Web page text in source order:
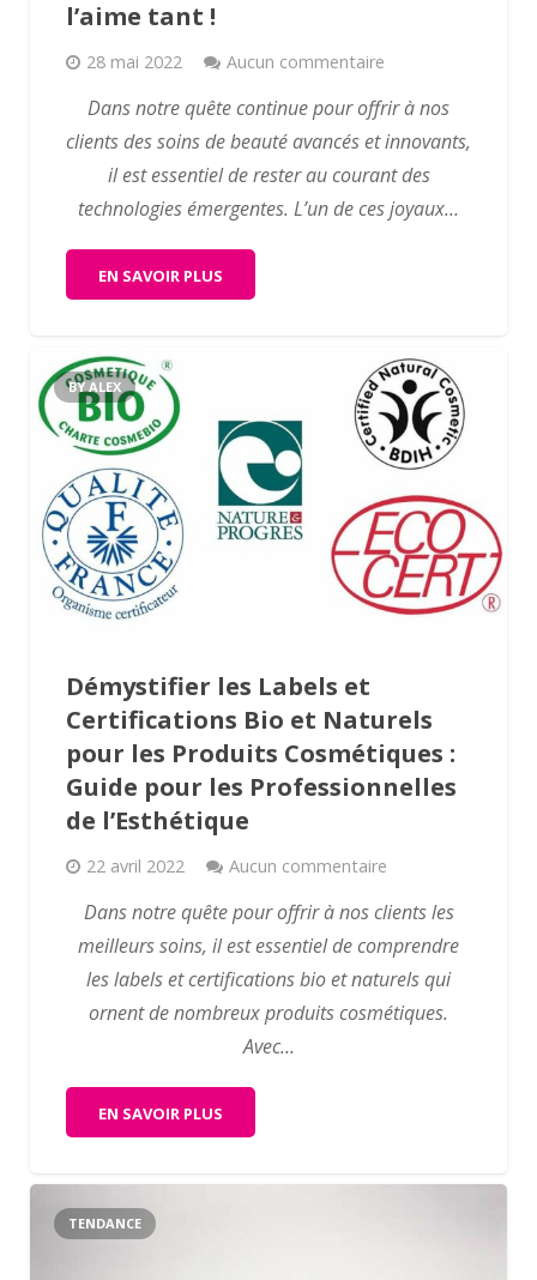
l’aime tant !
28 mai 2022 Aucun commentaire
Dans notre quête continue pour offrir à nos
clients des soins de beauté avancés et innovants,
il est essentiel de rester au courant des
technologies émergentes. L’un de ces joyaux…
EN SAVOIR PLUS
Démystifier les Labels et
Certifications Bio et Naturels
pour les Produits Cosmétiques :
Guide pour les Professionnelles
de l’Esthétique
22 avril 2022
BY ALEX
Aucun commentaire
Dans notre quête pour offrir à nos clients les
meilleurs soins, il est essentiel de comprendre
les labels et certifications bio et naturels qui
ornent de nombreux produits cosmétiques.
Avec…
EN SAVOIR PLUS
TENDANCE